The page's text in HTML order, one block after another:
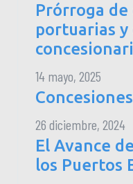
Prórroga de
portuarias y
14 mayo, 2025
26 diciembre, 2024
El Avance
los Puertos